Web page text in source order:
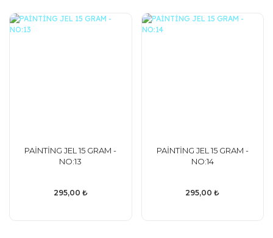
PAİNTİNG JEL 15 GRAM -
NO:13
295,00 ₺
PAİNTİNG JEL 15 GRAM -
NO:14
295,00 ₺